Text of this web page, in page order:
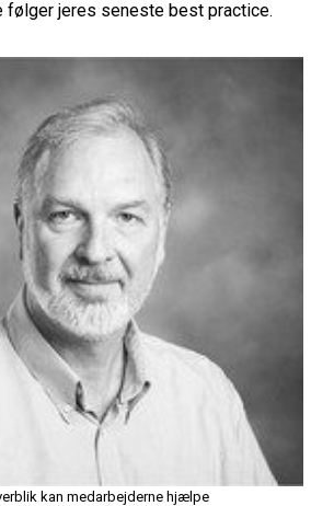
følger jeres seneste best practice.
kan medarbejderne hjælpe